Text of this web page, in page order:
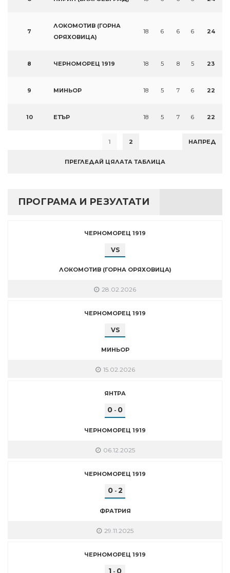
7
ЛОКОМОТИВ (ГОРНА
ОРЯХОВИЦА)
18 6 6 6 24
8 ЧЕРНОМОРЕЦ 1919 18 5 8 5 23
9 МИНЬОР 18 5 7 6 22
10 ЕТЪР 18 5 7 6 22
1 2 НАПРЕД
ПРЕГЛЕДАЙ ЦЯЛАТА ТАБЛИЦА
ПРОГРАМА И РЕЗУЛТАТИ
ЧЕРНОМОРЕЦ 1919
VS
ЛОКОМОТИВ (ГОРНА ОРЯХОВИЦА)
28.02.2026
ЧЕРНОМОРЕЦ 1919
VS
МИНЬОР
15.02.2026
ЯНТРА
0 - 0
ЧЕРНОМОРЕЦ 1919
06.12.2025
ЧЕРНОМОРЕЦ 1919
0- 2
ФРАТРИЯ
29.11.2025
ЧЕРНОМОРЕЦ 1919
1 0